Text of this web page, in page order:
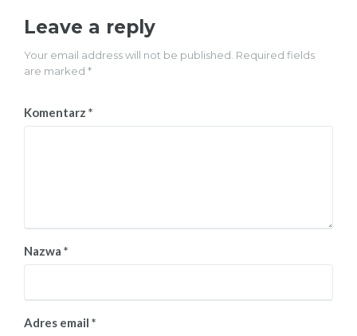
Leave a reply
Your email address will not be published. Required fields
are marked *
Komentarz *
Nazwa *
Adres email *